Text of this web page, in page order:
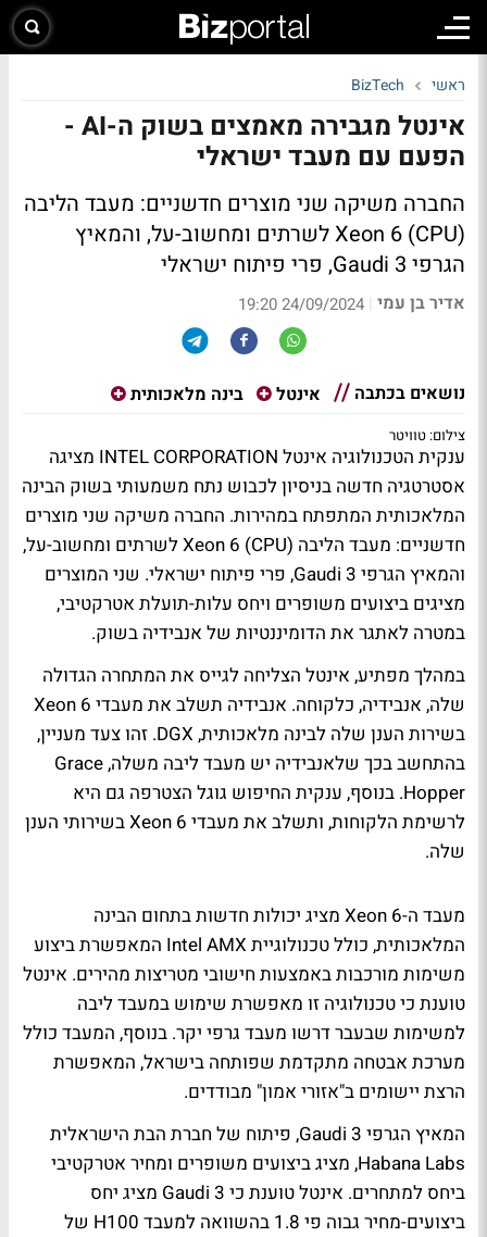
ראשי BizTech
אינטל מגבירה מאמצים בשוק ה-AI -
הפעם עם מעבד ישראלי
החברה משיקה שני מוצרים חדשניים: מעבד הליבה
(CPU) Xeon 6 לשרתים ומחשוב-על, והמאיץ
הגרפי Gaudi 3, פרי פיתוח ישראלי
אדיר בן עמי |
24/09/2024 19:20
נושאים בכתבה אינטל בינה מלאכותית
צילום: טוויטר
ענקית הטכנולוגיה אינטל INTEL CORPORATION מציגה
אסטרטגיה חדשה בניסיון לכבוש נתח משמעותי בשוק הבינה
המלאכותית המתפתח במהירות. החברה משיקה שני מוצרים
חדשניים: מעבד הליבה (CPU) Xeon 6 לשרתים ומחשוב-על,
והמאיץ הגרפי Gaudi 3, פרי פיתוח ישראלי. שני המוצרים
מציגים ביצועים משופרים ויחס עלות-תועלת אטרקטיבי,
במטרה לאתגר את הדומיננטיות של אנבידיה בשוק.
במהלך מפתיע, אינטל הצליחה לגייס את המתחרה הגדולה
שלה, אנבידיה, כלקוחה. אנבידיה תשלב את מעבדי Xeon 6
בשירות הענן שלה לבינה מלאכותית, DGX. זהו צעד מעניין,
בהתחשב בכך שלאנבידיה יש מעבד ליבה משלה, Grace
Hopper. בנוסף, ענקית החיפוש גוגל הצטרפה גם היא
לרשימת הלקוחות, ותשלב את מעבדי Xeon 6 בשירותי הענן
שלה.
מעבד ה-Xeon 6 מציג יכולות חדשות בתחום הבינה
המלאכותית, כולל טכנולוגיית Intel AMX המאפשרת ביצוע
משימות מורכבות באמצעות חישובי מטריצות מהירים. אינטל
טוענת כי טכנולוגיה זו מאפשרת שימוש במעבד ליבה
למשימות שבעבר דרשו מעבד גרפי יקר. בנוסף, המעבד כולל
מערכת אבטחה מתקדמת שפותחה בישראל, המאפשרת
הרצת יישומים ב"אזורי אמון" מבודדים.
המאיץ הגרפי Gaudi 3, פיתוח של חברת הבת הישראלית
Habana Labs, מציג ביצועים משופרים ומחיר אטרקטיבי
ביחס למתחרים. אינטל טוענת כי Gaudi 3 מציג יחס
ביצועים-מחיר גבוה פי 1.8 בהשוואה למעבד H100 של